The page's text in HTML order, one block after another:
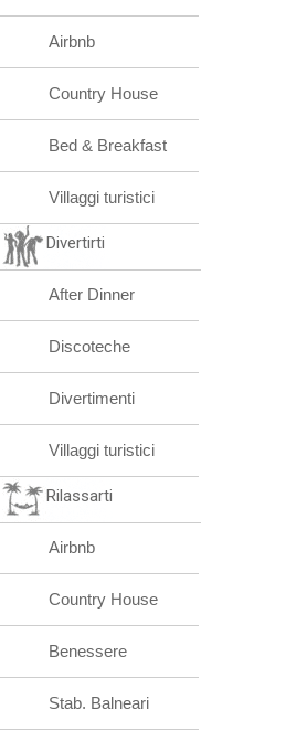
Airbnb
Country House
Bed & Breakfast
Villaggi turistici
Divertirti
After Dinner
Discoteche
Divertimenti
Villaggi turistici
Rilassarti
Airbnb
Country House
Benessere
Stab. Balneari